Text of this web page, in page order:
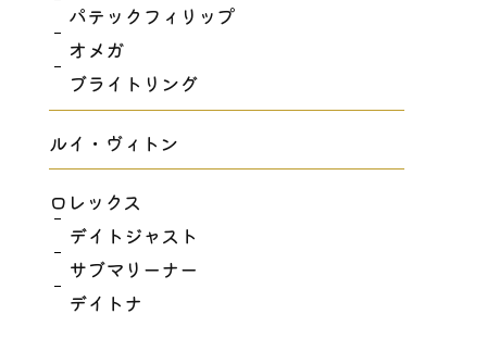
パテックフィリップ
オメガ
ブライトリング
ルイ・ヴィトン
ロレックス
デイトジャスト
サブマリーナー
デイトナ